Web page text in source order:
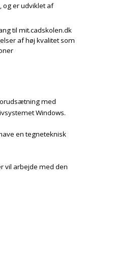
og er udviklet af
til mit.cadskolen.dk
af høj kvalitet som
med
Windows.
en tegneteknisk
vil arbejde med den